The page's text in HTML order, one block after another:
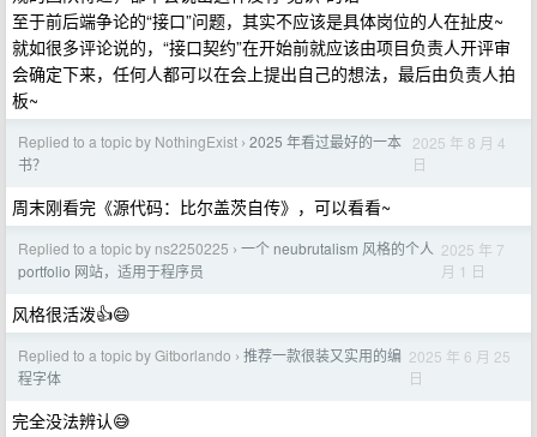
至于前后端争论的“接口”问题，其实不应该是具体岗位的人在扯皮~
就如很多评论说的，“接口契约”在开始前就应该由项目负责人开评审
会确定下来，任何人都可以在会上提出自己的想法，最后由负责人拍
板~
Replied to a topic by NothingExist › 2025 年看过最好的一本
书？
2025 年 8 月 4
日
周末刚看完《源代码：比尔盖茨自传》，可以看看~
Replied to a topic by ns2250225 › 一个 neubrutalism 风格的个人
portfolio 网站，适用于程序员
2025 年 7
月 1 日
风格很活泼👍😄
Replied to a topic by Gitborlando › 推荐一款很装又实用的编
程字体
2025 年 6 月 25
日
完全没法辨认😅